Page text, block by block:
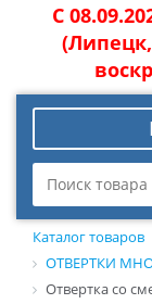
С
Каталог товаров
ОТВЕРТКИ
Отвертка со